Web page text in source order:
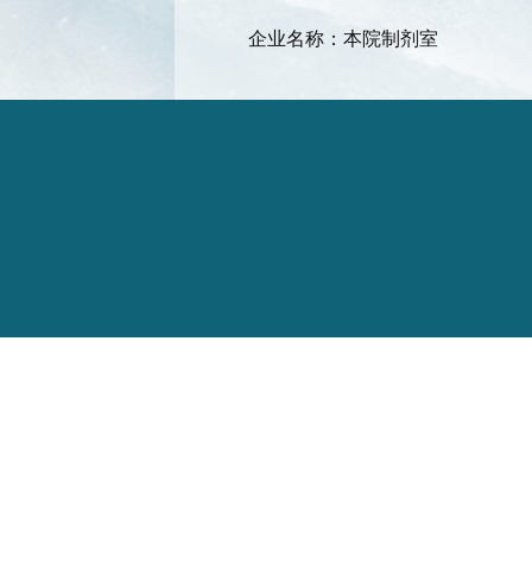
企业名称：本院制剂室